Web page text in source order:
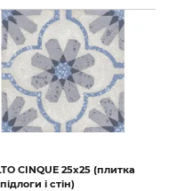
CINQUE 25x25 (плитка
підлоги і стін)